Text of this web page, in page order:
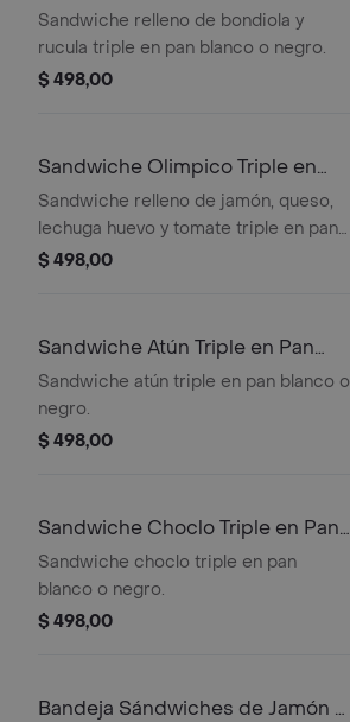
Triple en
Sandwiche relleno de bondiola y
rucula triple en pan blanco o negro.
$ 498,00
Sandwiche Olimpico Triple en
Pan Blanco
Sandwiche relleno de jamón, queso,
lechuga huevo y tomate triple en pan
blanco o negro.
$ 498,00
Sandwiche Atún Triple en Pan
Blanco O Ne
Sandwiche atún triple en pan blanco o
negro.
$ 498,00
Sandwiche Choclo Triple en Pan
Blanco O
Sandwiche choclo triple en pan
blanco o negro.
$ 498,00
Bandeja Sándwiches de Jamón y